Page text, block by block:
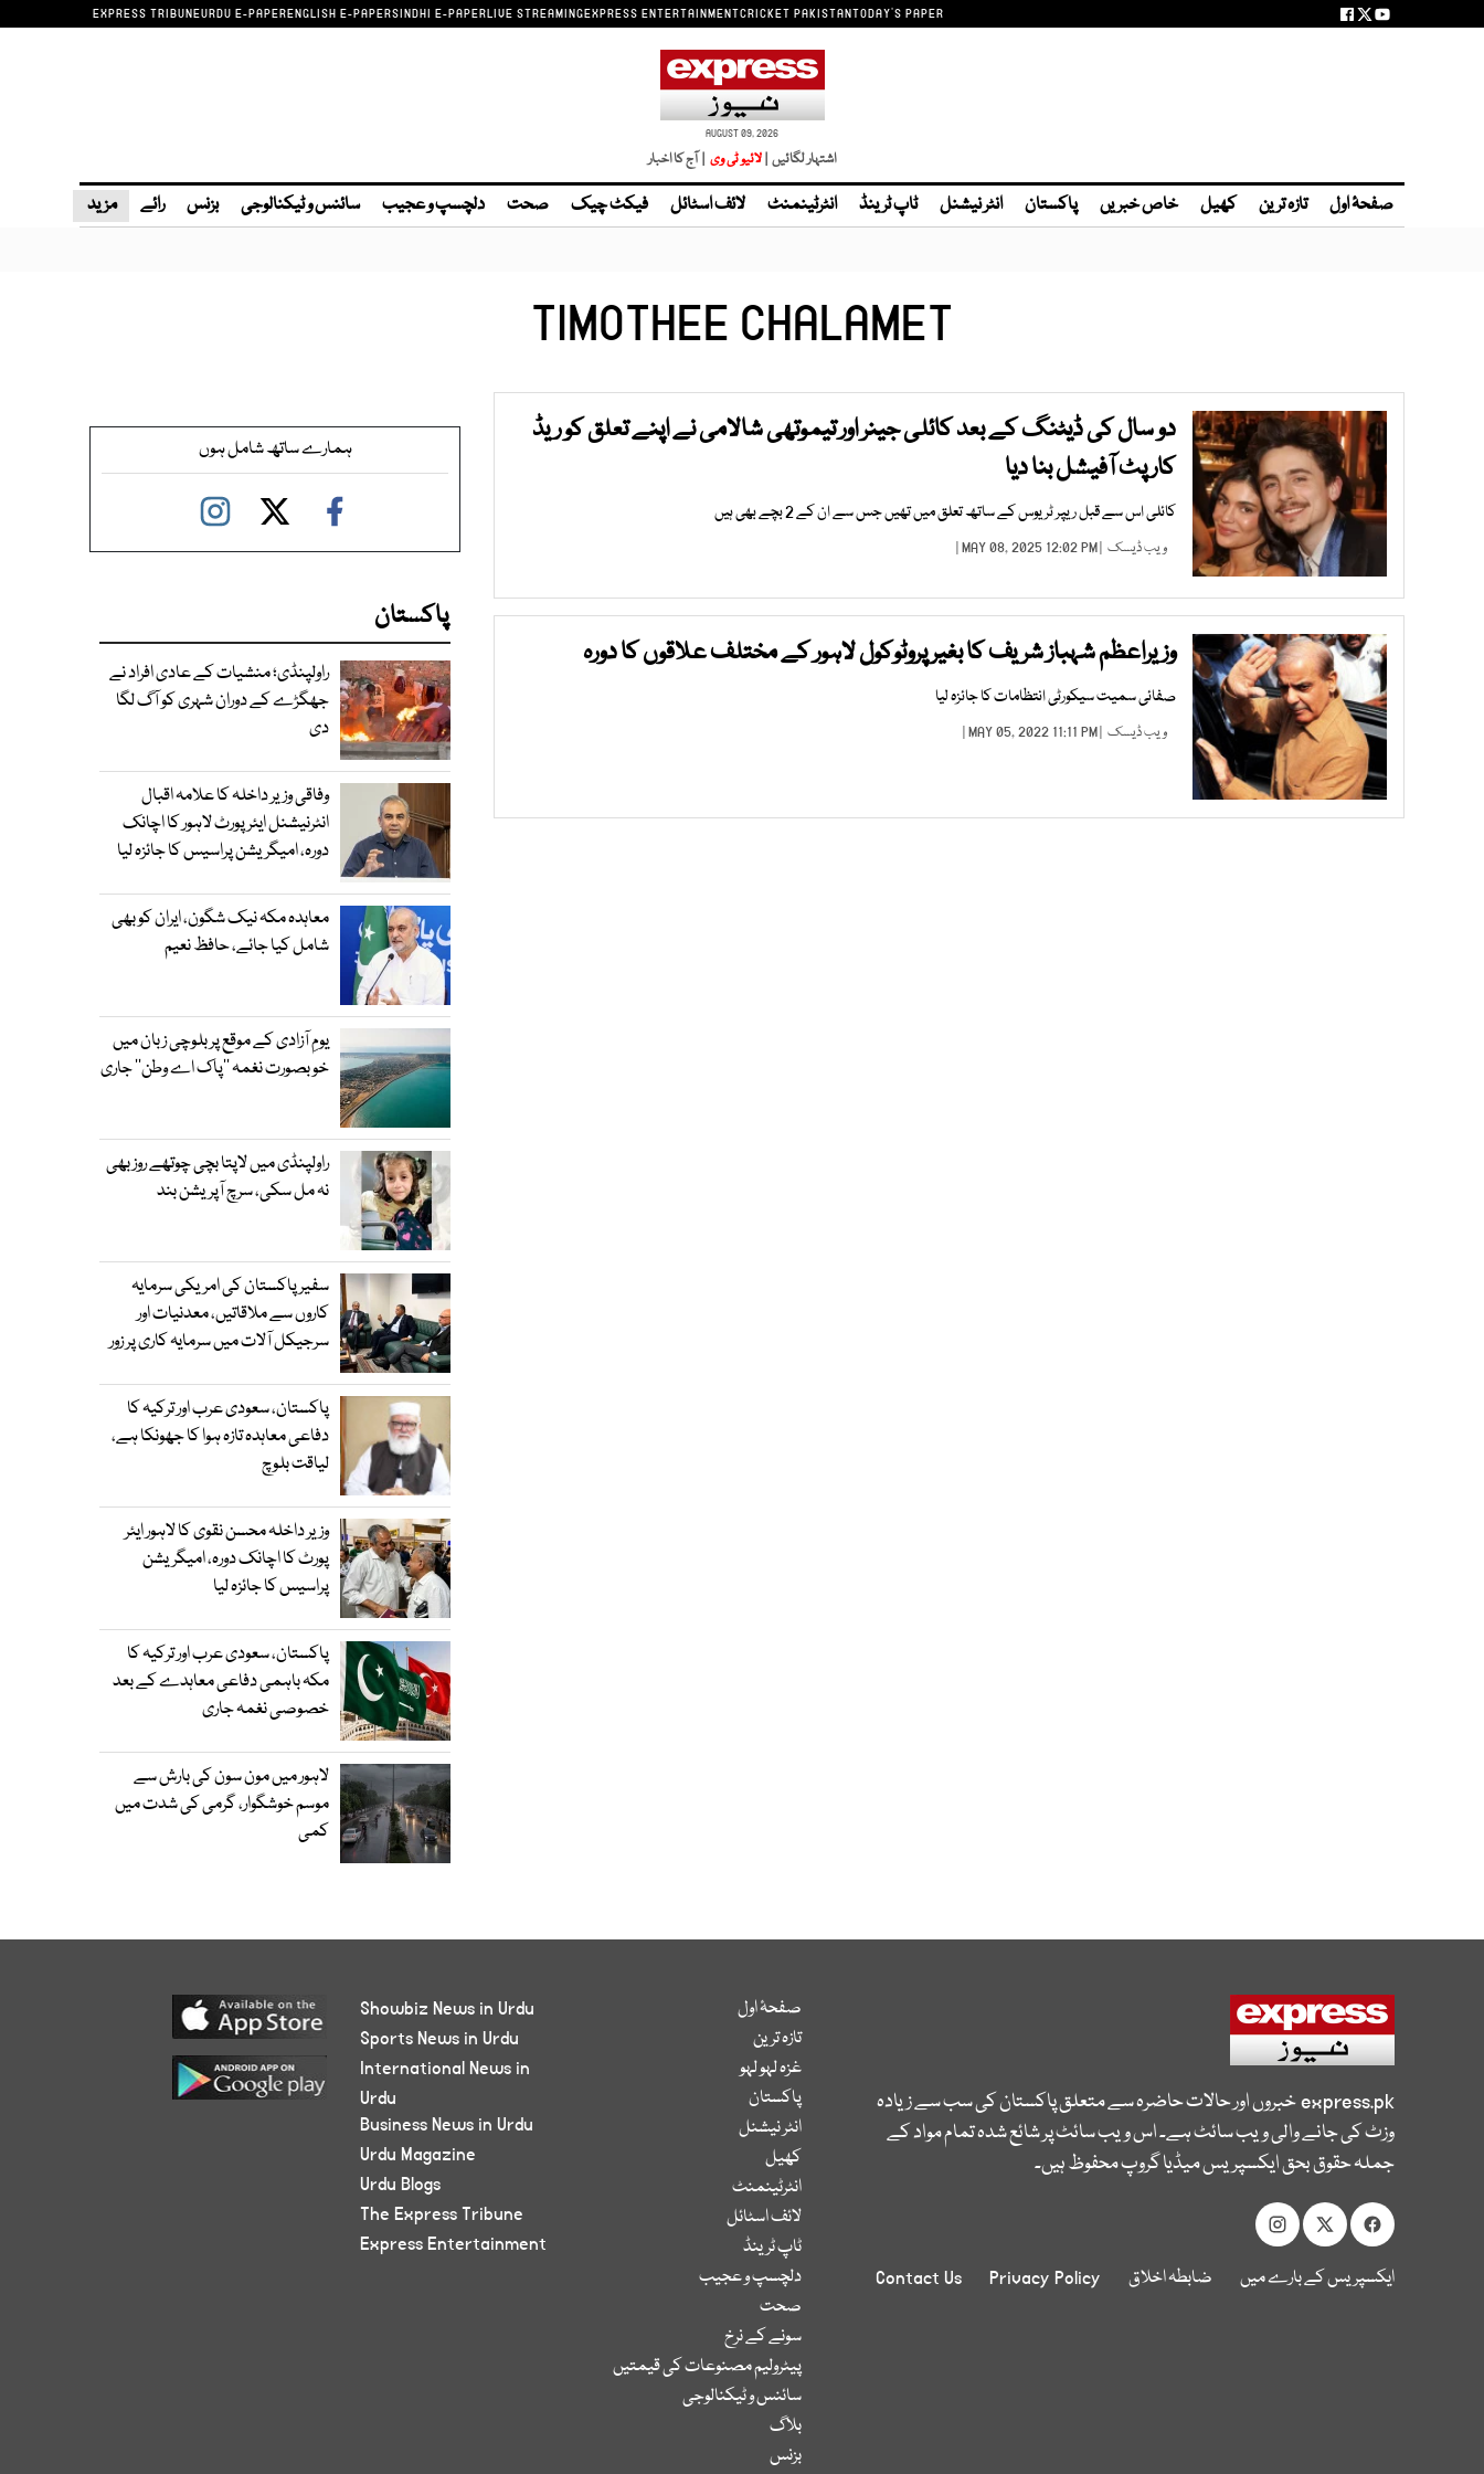
EXPRESS TRIBUNEURDU E-PAPERENGLISH E-PAPERSINDHI E-PAPERLIVE STREAMINGEXPRESS ENTERTAINMENTCRICKET PAKISTANTODAY'S PAPER
AUGUST 09, 2026
اشتہار لگائیں |لائیو ٹی وی | آج کا اخبار
صفحۂ اول تازہ ترین کھیل خاص خبریں پاکستان انٹر نیشنل ٹاپ ٹرینڈ انٹرٹینمنٹ لائف اسٹائل فیکٹ چیک صحت دلچسپ و عجیب سائنس و ٹیکنالوجی بزنس رائے مزید
TIMOTHEE CHALAMET
دو سال کی ڈیٹنگ کے بعد کائلی جینر اور تیموتھی شالامی نے اپنے تعلق کو ریڈ
کارپٹ آفیشل بنا دیا
کائلی اس سے قبل ریپر ٹریوس کے ساتھ تعلق میں تھیں جس سے ان کے 2 بچے بھی ہیں
ویب ڈیسک | MAY 08, 2025 12:02 PM |
وزیراعظم شہباز شریف کا بغیر پروٹوکول لاہور کے مختلف علاقوں کا دورہ
صفائی سمیت سیکورٹی انتظامات کا جائزہ لیا
ویب ڈیسک | MAY 05, 2022 11:11 PM |
ہمارے ساتھ شامل ہوں
پاکستان
راولپنڈی؛ منشیات کے عادی افراد نے
جھگڑے کے دوران شہری کو آگ لگا
دی
وفاقی وزیر داخلہ کا علامہ اقبال
انٹرنیشنل ایئرپورٹ لاہور کا اچانک
دورہ، امیگریشن پراسیس کا جائزہ لیا
معاہدہ مکہ نیک شگون، ایران کو بھی
شامل کیا جائے، حافظ نعیم
یومِ آزادی کے موقع پر بلوچی زبان میں
خوبصورت نغمہ ’’پاک اے وطن‘‘ جاری
راولپنڈی میں لاپتا بچی چوتھے روز بھی
نہ مل سکی، سرچ آپریشن بند
سفیر پاکستان کی امریکی سرمایہ
کاروں سے ملاقاتیں، معدنیات اور
سرجیکل آلات میں سرمایہ کاری پر زور
پاکستان، سعودی عرب اور ترکیہ کا
دفاعی معاہدہ تازہ ہوا کا جھونکا ہے،
لیاقت بلوچ
وزیر داخلہ محسن نقوی کا لاہور ایئر
پورٹ کا اچانک دورہ، امیگریشن
پراسیس کا جائزہ لیا
پاکستان، سعودی عرب اور ترکیہ کا
مکہ باہمی دفاعی معاہدے کے بعد
خصوصی نغمہ جاری
لاہور میں مون سون کی بارش سے
موسم خوشگوار، گرمی کی شدت میں
کمی
express.pkخبروں اور حالات حاضرہ سے متعلق پاکستان کی سب سے زیادہ
وزٹ کی جانے والی ویب سائٹ ہے۔ اس ویب سائٹ پر شائع شدہ تمام مواد کے
جملہ حقوق بحق ایکسپریس میڈیا گروپ محفوظ ہیں۔
ایکسپریس کے بارے میں ضابطہ اخلاق Privacy Policy
Contact Us
صفحۂ اول
تازہ ترین
غزہ لہو لہو
پاکستان
انٹر نیشنل
کھیل
انٹرٹینمنٹ
لائف اسٹائل
ٹاپ ٹرینڈ
دلچسپ و عجیب
صحت
سونے کے نرخ
پیٹرولیم مصنوعات کی قیمتیں
سائنس و ٹیکنالوجی
بلاگ
بزنس
Showbiz News in Urdu
Sports News in Urdu
International News in
Urdu
Business News in Urdu
Urdu Magazine
Urdu Blogs
The Express Tribune
Express Entertainment